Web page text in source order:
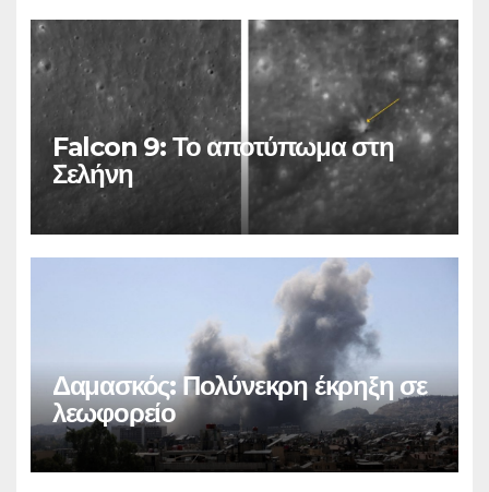
Falcon 9: Το αποτύπωμα στη
Σελήνη
Δαμασκός: Πολύνεκρη έκρηξη σε
λεωφορείο